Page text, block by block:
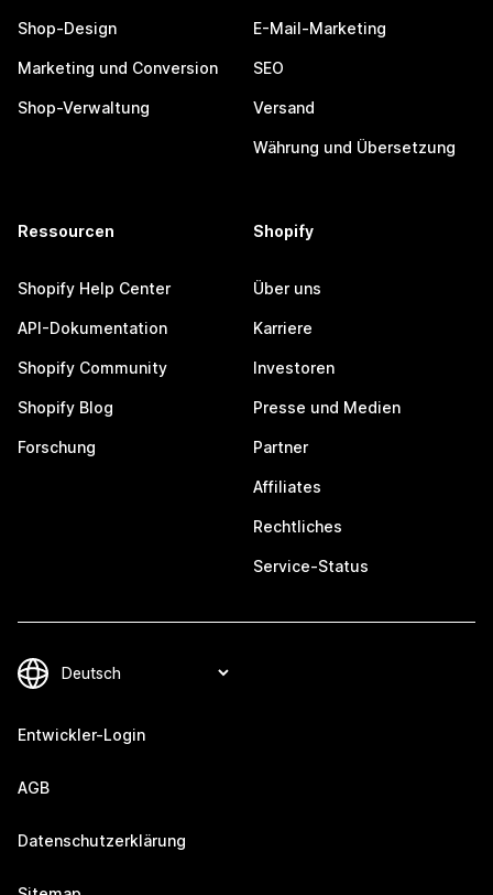
Shop-Design
Marketing und Conversion
Shop-Verwaltung
E-Mail-Marketing
SEO
Versand
Währung und Übersetzung
Ressourcen
Shopify Help Center
API-Dokumentation
Shopify Community
Shopify Blog
Forschung
Shopify
Über uns
Karriere
Investoren
Presse und Medien
Partner
Affiliates
Rechtliches
Service-Status
Entwickler-Login
AGB
Datenschutzerklärung